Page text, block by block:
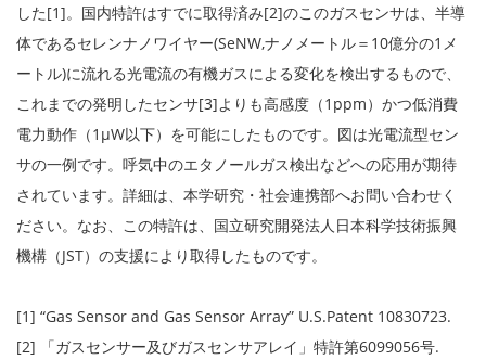
した[1]。国内特許はすでに取得済み[2]のこのガスセンサは、半導
体であるセレンナノワイヤー(SeNW,ナノメートル＝10億分の1メ
ートル)に流れる光電流の有機ガスによる変化を検出するもので、
これまでの発明したセンサ[3]よりも高感度（1ppm）かつ低消費
電力動作（1μW以下）を可能にしたものです。図は光電流型セン
サの一例です。呼気中のエタノールガス検出などへの応用が期待
されています。詳細は、本学研究・社会連携部へお問い合わせく
ださい。なお、この特許は、国立研究開発法人日本科学技術振興
機構（JST）の支援により取得したものです。
[1] “Gas Sensor and Gas Sensor Array” U.S.Patent 10830723.
[2] 「ガスセンサー及びガスセンサアレイ」特許第6099056号.